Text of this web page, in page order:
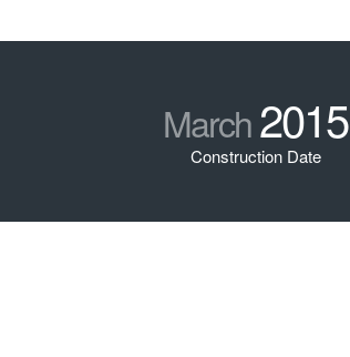
March2015
Construction Date